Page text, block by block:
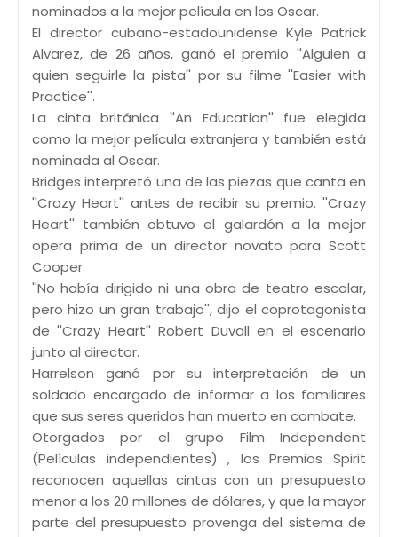
nominados a la mejor película en los Oscar.
El director cubano-estadounidense Kyle Patrick
Alvarez, de 26 años, ganó el premio ''Alguien a
quien seguirle la pista'' por su filme ''Easier with
Practice''.
La cinta británica ''An Education'' fue elegida
como la mejor película extranjera y también está
nominada al Oscar.
Bridges interpretó una de las piezas que canta en
''Crazy Heart'' antes de recibir su premio. ''Crazy
Heart'' también obtuvo el galardón a la mejor
opera prima de un director novato para Scott
Cooper.
''No había dirigido ni una obra de teatro escolar,
pero hizo un gran trabajo'', dijo el coprotagonista
de ''Crazy Heart'' Robert Duvall en el escenario
junto al director.
Harrelson ganó por su interpretación de un
soldado encargado de informar a los familiares
que sus seres queridos han muerto en combate.
Otorgados por el grupo Film Independent
(Películas independientes) , los Premios Spirit
reconocen aquellas cintas con un presupuesto
menor a los 20 millones de dólares, y que la mayor
parte del presupuesto provenga del sistema de